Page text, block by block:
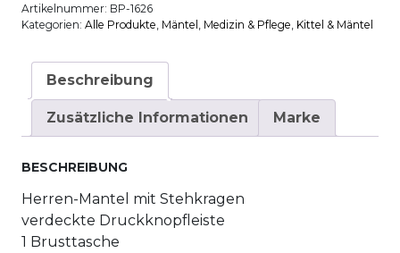
Artikelnummer: BP-1626
Kategorien: Alle Produkte Mäntel Medizin & Pflege Kittel & Mäntel
Beschreibung
Zusätzliche Informationen Marke
BESCHREIBUNG
Herren-Mantel mit Stehkragen
verdeckte Druckknopfleiste
1 Brusttasche